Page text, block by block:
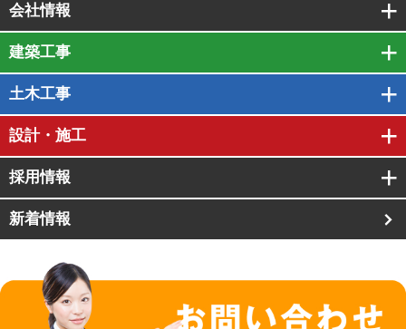
会社情報
建築工事
土木工事
設計・施工
採用情報
新着情報